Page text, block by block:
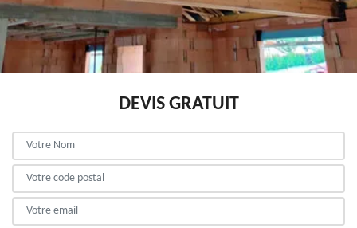
DEVIS GRATUIT